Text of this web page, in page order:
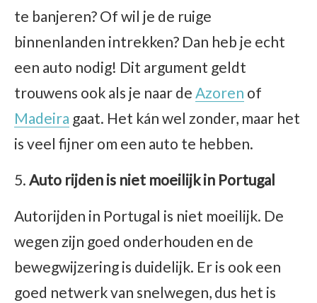
te banjeren? Of wil je de ruige
binnenlanden intrekken? Dan heb je echt
een auto nodig! Dit argument geldt
trouwens ook als je naar de Azoren of
Madeira gaat. Het kán wel zonder, maar het
is veel fijner om een auto te hebben.
Auto rijden is niet moeilijk in Portugal
Autorijden in Portugal is niet moeilijk. De
wegen zijn goed onderhouden en de
bewegwijzering is duidelijk. Er is ook een
goed netwerk van snelwegen, dus het is